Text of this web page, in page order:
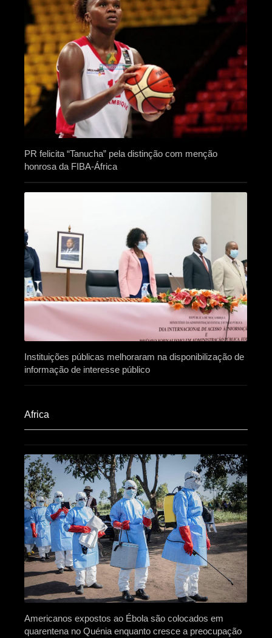
PR felicita “Tanucha” pela distinção com menção
honrosa da FIBA-África
Instituições públicas melhoraram na disponibilização de
informação de interesse público
Africa​
Americanos expostos ao Ébola são colocados em
quarentena no Quénia enquanto cresce a preocupação